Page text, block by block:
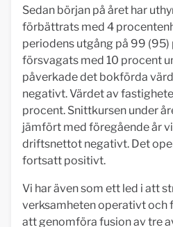
Sedan början på året har
förbättrats med 4
periodens utgång på 99 (95)
försvagats med 10 procent
påverkade det bokförda
negativt. Värdet av
procent. Snittkursen under
jämfört med föregående år
driftsnettot negativt. Det
fortsatt positivt.
Vi har även som ett led i att
verksamheten operativt och
att genomföra fusion av tre